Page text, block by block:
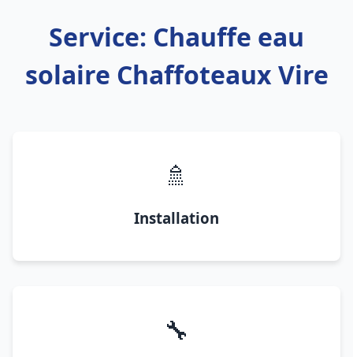
Service: Chauffe eau
solaire Chaffoteaux Vire
🚿
Installation
🔧